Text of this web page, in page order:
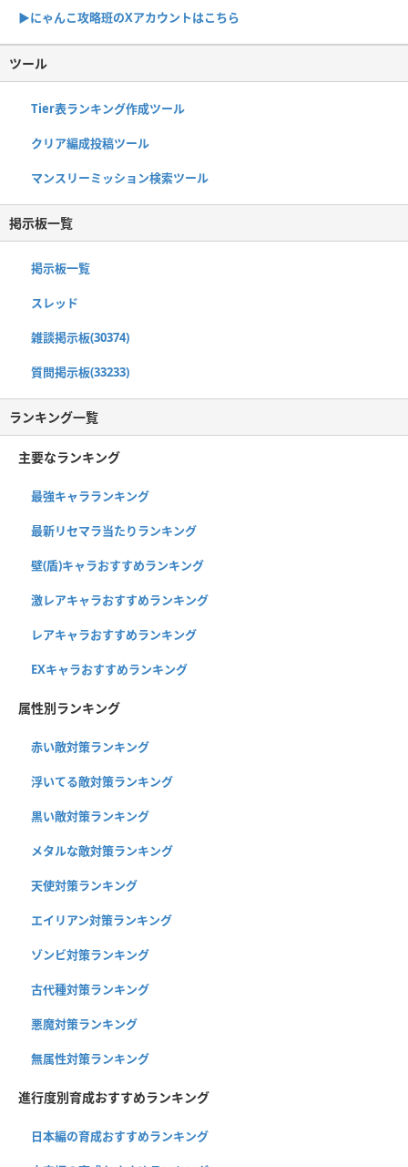
▶︎にゃんこ攻略班のXアカウントはこちら
ツール
Tier表ランキング作成ツール
クリア編成投稿ツール
マンスリーミッション検索ツール
掲示板一覧
掲示板一覧
スレッド
雑談掲示板(30374)
質問掲示板(33233)
ランキング一覧
主要なランキング
最強キャラランキング
最新リセマラ当たりランキング
壁(盾)キャラおすすめランキング
激レアキャラおすすめランキング
レアキャラおすすめランキング
EXキャラおすすめランキング
属性別ランキング
赤い敵対策ランキング
浮いてる敵対策ランキング
黒い敵対策ランキング
メタルな敵対策ランキング
天使対策ランキング
エイリアン対策ランキング
ゾンビ対策ランキング
古代種対策ランキング
悪魔対策ランキング
無属性対策ランキング
進行度別育成おすすめランキング
日本編の育成おすすめランキング